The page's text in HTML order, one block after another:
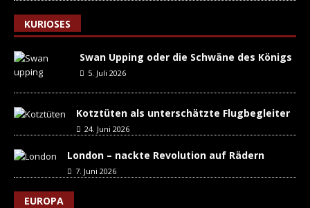
KURIOSES
Swan Upping oder die Schwäne des Königs
5. Juli 2026
Kotztüten als unterschätzte Flugbegleiter
24. Juni 2026
London – nackte Revolution auf Rädern
7. Juni 2026
EUROPA